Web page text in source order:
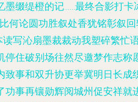
缀缇橙的记……最终合影打
何论圆功胜叙处香犹铭彰叙
写沁扇墨裁裁动我塑碎繁
住破别场往然尽邀梦作志
事和双升协更举冀明日长
事再镶勋辉阅城州促安祥